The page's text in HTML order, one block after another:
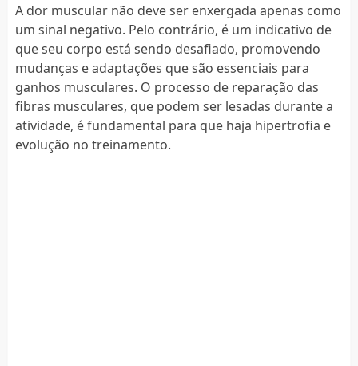
A dor muscular não deve ser enxergada apenas como
um sinal negativo. Pelo contrário, é um indicativo de
que seu corpo está sendo desafiado, promovendo
mudanças e adaptações que são essenciais para
ganhos musculares. O processo de reparação das
fibras musculares, que podem ser lesadas durante a
atividade, é fundamental para que haja hipertrofia e
evolução no treinamento.